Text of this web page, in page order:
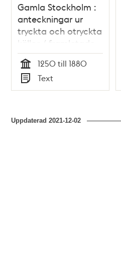
Gamla Stockholm :
anteckningar ur
tryckta och otryckta
källor / framletade,
saml. och utg. af
Claes Lundin och
August Strindberg
Tid
1250 till 1880
Typ
Text
Uppdaterad2021-12-02